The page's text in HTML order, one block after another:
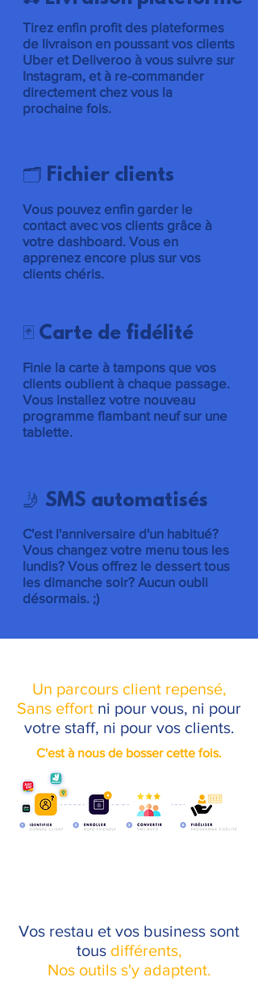
Tirez enfin profit des plateformes
de livraison en poussant vos clients
Uber et Deliveroo à vous suivre sur
Instagram, et à re-commander
directement chez vous la
prochaine fois.
🤳 SMS automatisés
C'est l'anniversaire d'un habitué?
Vous changez votre menu tous les
lundis? Vous offrez le dessert tous
les dimanche soir? Aucun oubli
désormais. ;)
🗂 Fichier clients
Vous pouvez enfin garder le
contact avec vos clients grâce à
votre dashboard. Vous en
apprenez encore plus sur vos
clients chéris.
🃏 Carte de fidélité
Finie la carte à tampons que vos
clients oublient à chaque passage.
Vous installez votre nouveau
programme flambant neuf sur une
tablette.
Un parcours client repensé,
Sans effort ni pour vous, ni pour
votre staff, ni pour vos clients.
C'est à nous de bosser cette fois.
Vos restau et vos business sont
tous différents,
Nos outils s'y adaptent.